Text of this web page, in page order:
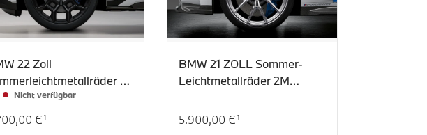
22 Zoll
M
Y-Speiche
Jet Black Matt
Nicht verfügbar
Preis: 4.700,00 €
€ 1
BMW 21 ZOLL Sommer-
Leichtmetallräder 2M
1063M, Refined Silver
Aktueller Preis: 5.900,00 €
5.900,00 € 1